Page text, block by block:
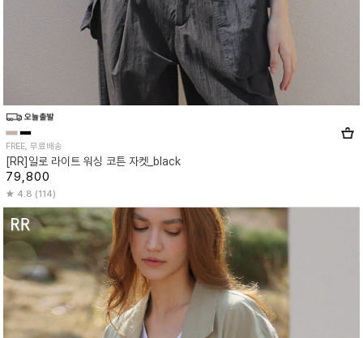
FREE, 무료배송
[RR]일로 라이트 워싱 코튼 자켓_black
79,800
4.8 (114)